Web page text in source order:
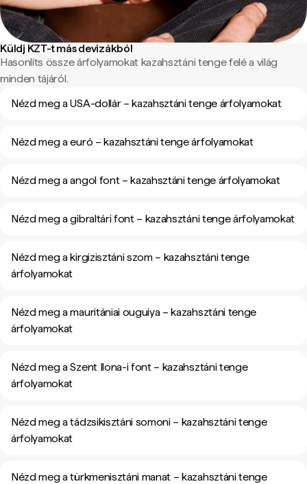
Küldj KZT-t más devizákból
Hasonlíts össze árfolyamokat kazahsztáni tenge felé a világ
minden tájáról.
Nézd meg a USA-dollár – kazahsztáni tenge árfolyamokat
Nézd meg a euró – kazahsztáni tenge árfolyamokat
Nézd meg a angol font – kazahsztáni tenge árfolyamokat
Nézd meg a gibraltári font – kazahsztáni tenge árfolyamokat
Nézd meg a kirgizisztáni szom – kazahsztáni tenge
árfolyamokat
Nézd meg a mauritániai ouguiya – kazahsztáni tenge
árfolyamokat
Nézd meg a Szent Ilona-i font – kazahsztáni tenge
árfolyamokat
Nézd meg a tádzsikisztáni somoni – kazahsztáni tenge
árfolyamokat
Nézd meg a türkmenisztáni manat – kazahsztáni tenge